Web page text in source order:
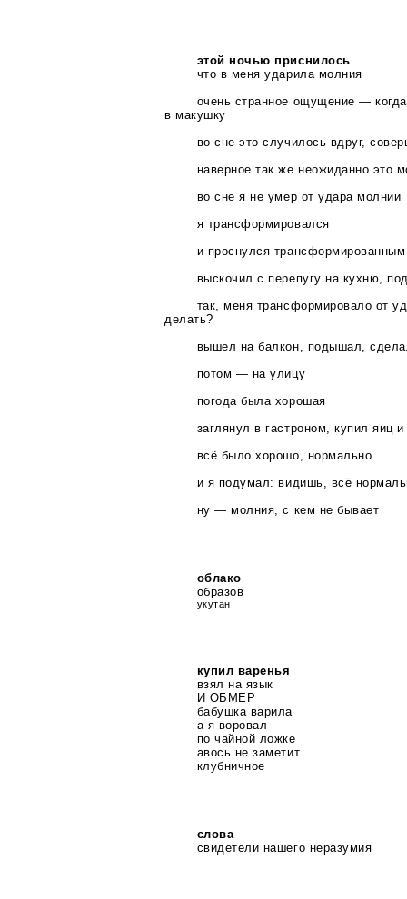
этой ночью приснилось
что в меня ударила молния
очень странное ощущение —
в макушку
во сне это случилось вдруг,
наверное так же неожиданно это
во сне я не умер от удара молнии
я трансформировался
и проснулся трансформированным
выскочил с перепугу на кухню,
так, меня трансформировало от
делать?
вышел на балкон, подышал,
потом — на улицу
погода была хорошая
заглянул в гастроном, купил яиц
всё было хорошо, нормально
и я подумал: видишь, всё
ну — молния, с кем не бывает
облако
образов
укутан
купил варенья
взял на язык
И ОБМЕР
бабушка варила
а я воровал
по чайной ложке
авось не заметит
клубничное
слова —
свидетели нашего неразумия